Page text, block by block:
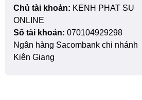
Chủ tài khoản: KENH PHAT SU
ONLINE
Số tài khoản: 070104929298
Ngân hàng Sacombank chi nhánh
Kiên Giang